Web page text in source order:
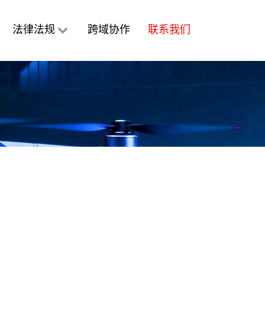
法律法规 跨域协作 联系我们